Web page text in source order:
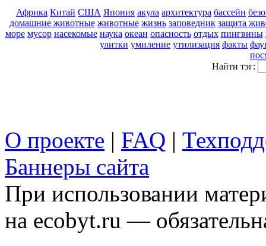
Африка Китай США Япония акула архитектура бассейн
домашние животные животные жизнь заповедник защита
море мусор насекомые наука океан опасность отдых пингвины
улитки умиление утилизация факты
Найти тэг:
О проекте | FAQ |
Баннеры сайта
При использовании
на ecobyt.ru —